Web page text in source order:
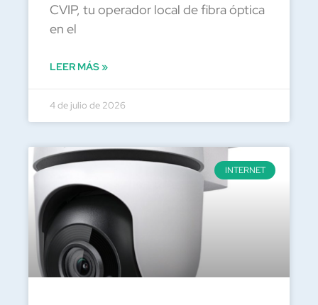
CVIP, tu operador local de fibra óptica
en el
LEER MÁS »
4 de julio de 2026
INTERNET